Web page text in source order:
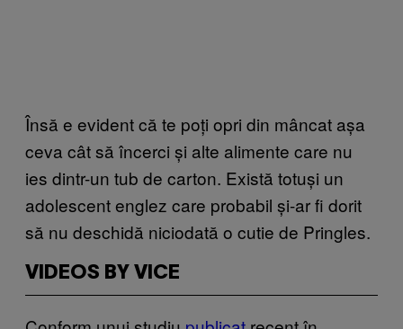
Însă e evident că te poți opri din mâncat așa
ceva cât să încerci și alte alimente care nu
ies dintr-un tub de carton. Există totuși un
adolescent englez care probabil și-ar fi dorit
să nu deschidă niciodată o cutie de Pringles.
VIDEOS BY VICE